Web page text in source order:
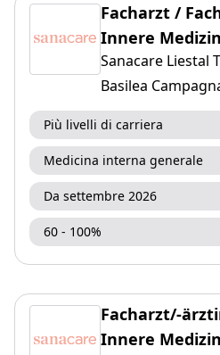
Facharzt /
Innere
Sanacare Liestal
Basilea
Più livelli di carriera
Medicina interna generale
Da settembre 2026
60 - 100%
Facharzt/-
Innere